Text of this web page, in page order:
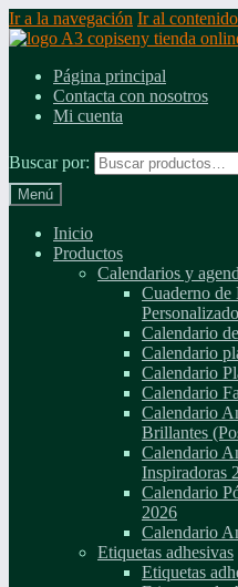
Ir a la navegación Ir al contenido
Página principal
Contacta con nosotros
Mi cuenta
Buscar por:
Menú
Inicio
Productos
Calendarios y
Cuaderno de
Personalizado
Calendario
Calendario
Calendario
Calendario
Calendario
Brillantes
Calendario
Inspiradoras
Calendario
2026
Calendario
Etiquetas adhesivas
Etiquetas